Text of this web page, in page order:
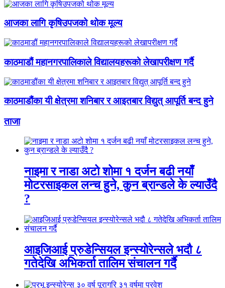
आजका लागि कृषिउपजको थोक मूल्य
काठमाडौं महानगरपालिकाले विद्यालयहरूको लेखापरीक्षण गर्दै
काठमाडौंका यी क्षेत्रमा शनिबार र आइतबार विद्युत् आपूर्ति बन्द हुने
ताजा
नाइमा र नाडा अटो शोमा १ दर्जन बढी नयाँ
मोटरसाइकल लन्च हुने, कुन ब्रान्डले के ल्याउँदै
?
आइजिआई प्रुडेन्सियल इन्स्योरेन्सले भदौ ८
गतेदेखि अभिकर्ता तालिम संचालन गर्दै